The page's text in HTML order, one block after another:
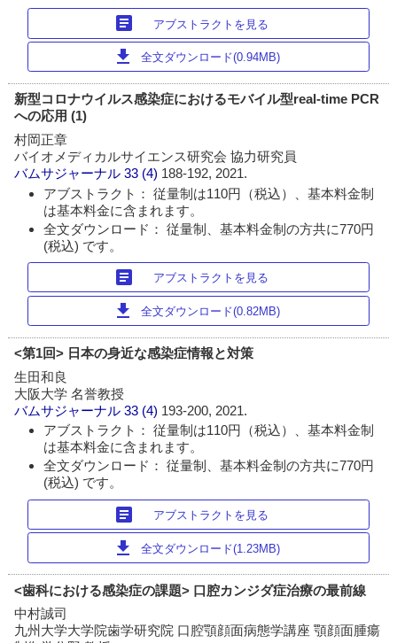
article アブストラクトを見る
download 全文ダウンロード(0.94MB)
新型コロナウイルス感染症におけるモバイル型real-time PCR
への応用 (1)
村岡正章
バイオメディカルサイエンス研究会 協力研究員
バムサジャーナル 33 (4) 188-192, 2021.
アブストラクト： 従量制は110円（税込）、基本料金制
は基本料金に含まれます。
全文ダウンロード： 従量制、基本料金制の方共に770円
(税込) です。
article アブストラクトを見る
download 全文ダウンロード(0.82MB)
<第1回> 日本の身近な感染症情報と対策
生田和良
大阪大学 名誉教授
バムサジャーナル 33 (4) 193-200, 2021.
アブストラクト： 従量制は110円（税込）、基本料金制
は基本料金に含まれます。
全文ダウンロード： 従量制、基本料金制の方共に770円
(税込) です。
article アブストラクトを見る
download 全文ダウンロード(1.23MB)
<歯科における感染症の課題> 口腔カンジダ症治療の最前線
中村誠司
九州大学大学院歯学研究院 口腔顎顔面病態学講座 顎顔面腫瘍